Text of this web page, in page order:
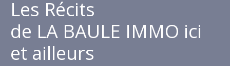
Les Récits
de LA BAULE IMMO ici
et ailleurs